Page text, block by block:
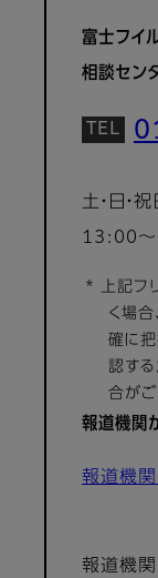
富士フイ
相談セン
土・日・
13:00
* 上記フ
く場
確に把
認す
合がご
報道機関
報道機
報道機